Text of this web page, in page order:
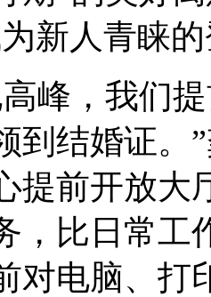
为新人青睐
峰，我们
到结婚证。
提前开放大
，比日常工
对电脑、打